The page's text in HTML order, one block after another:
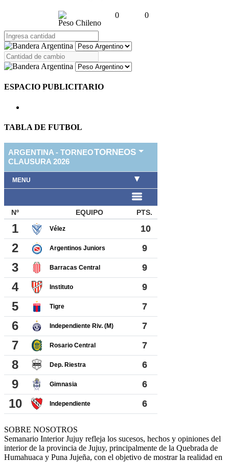
Peso Chileno
0 0
ESPACIO PUBLICITARIO
TABLA DE FUTBOL
SOBRE NOSOTROS
Semanario Interior Jujuy refleja los sucesos, hechos y opiniones del
interior de la provincia de Jujuy, principalmente de la Quebrada de
Humahuaca y Puna Jujeña, con el objetivo de mostrar la realidad en